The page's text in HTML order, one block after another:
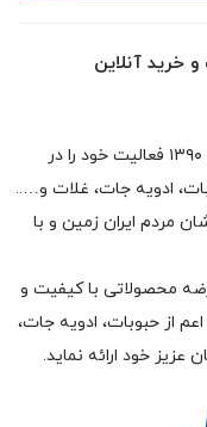
و خرید آنلاین
صنایع غذایی عطارباشی کهن پاسارگاد در سال ۱۳۹۰ فعالیت خود را در
ادویه جات، غلات و…..
مردم ایران زمین و با
محصولاتی با کیفیت و
از حبوبات، ادویه جات،
خود ارائه نماید.